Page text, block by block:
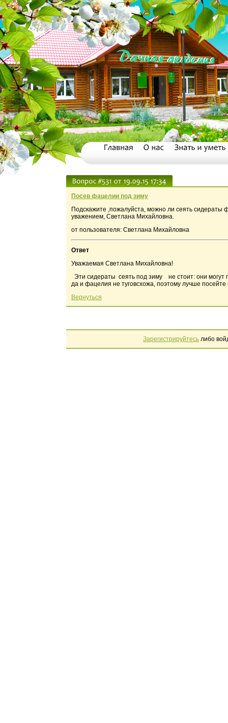
Посев фацелии под зиму
Подскажите ,пожалуйста, можно ли сеять
уважением, Светлана Михайловна.
от пользователя: Светлана Михайловна
Ответ
Уважаемая Светлана Михайловна!
Эти сидераты сеять под зиму не стоит: они могут
да и фацелия не туговсхожа, поэтому лучше
Вернуться
Зарегистрируйтесь либо